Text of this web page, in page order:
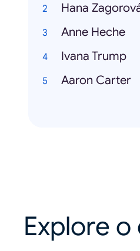
Hana
Anne Heche
Ivana Trump
Aaron Carter
Explore